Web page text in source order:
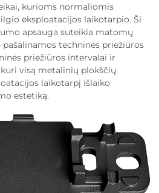
kurioms normaliomis
eksploatacijos laikotarpio. Ši
apsauga suteikia matomų
techninės priežiūros
priežiūros intervalai ir
visą metalinių plokščių
laikotarpį išlaiko
estetiką.